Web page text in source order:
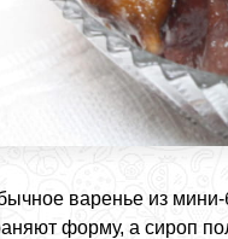
варенье из
форму, а сироп